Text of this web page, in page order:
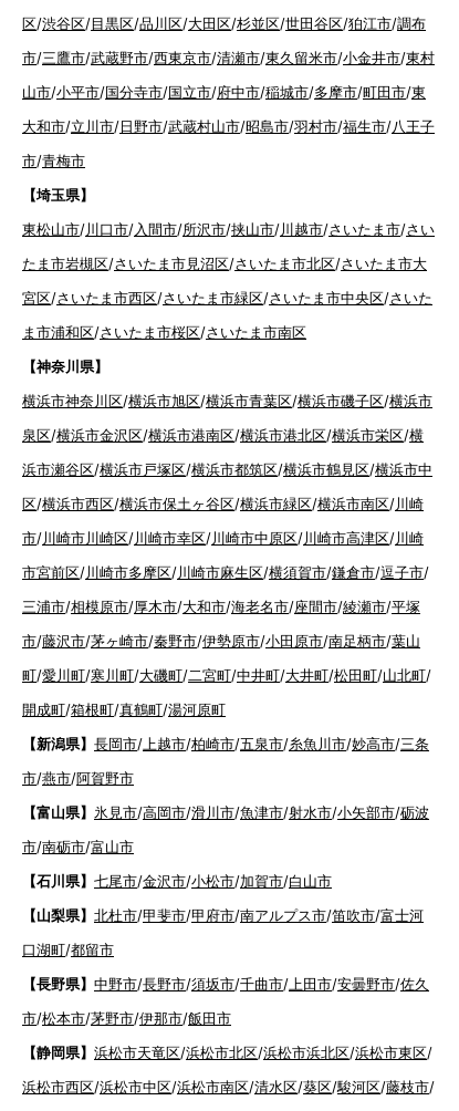
区/渋谷区/目黒区/品川区/大田区/杉並区/世田谷区/狛江市/調布
市/三鷹市/武蔵野市/西東京市/清瀬市/東久留米市/小金井市/東村
山市/小平市/国分寺市/国立市/府中市/稲城市/多摩市/町田市/東
大和市/立川市/日野市/武蔵村山市/昭島市/羽村市/福生市/八王子
市/青梅市
【埼玉県】
東松山市/川口市/入間市/所沢市/挟山市/川越市/さいたま市/さい
たま市岩槻区/さいたま市見沼区/さいたま市北区/さいたま市大
宮区/さいたま市西区/さいたま市緑区/さいたま市中央区/さいた
ま市浦和区/さいたま市桜区/さいたま市南区
【神奈川県】
横浜市神奈川区/横浜市旭区/横浜市青葉区/横浜市磯子区/横浜市
泉区/横浜市金沢区/横浜市港南区/横浜市港北区/横浜市栄区/横
浜市瀬谷区/横浜市戸塚区/横浜市都筑区/横浜市鶴見区/横浜市中
区/横浜市西区/横浜市保土ヶ谷区/横浜市緑区/横浜市南区/川崎
市/川崎市川崎区/川崎市幸区/川崎市中原区/川崎市高津区/川崎
市宮前区/川崎市多摩区/川崎市麻生区/横須賀市/鎌倉市/逗子市/
三浦市/相模原市/厚木市/大和市/海老名市/座間市/綾瀬市/平塚
市/藤沢市/茅ヶ崎市/秦野市/伊勢原市/小田原市/南足柄市/葉山
町/愛川町/寒川町/大磯町/二宮町/中井町/大井町/松田町/山北町/
開成町/箱根町/真鶴町/湯河原町
【新潟県】 長岡市/上越市/柏崎市/五泉市/糸魚川市/妙高市/三条
市/燕市/阿賀野市
【富山県】 氷見市/高岡市/滑川市/魚津市/射水市/小矢部市/砺波
市/南砺市/富山市
【石川県】 七尾市/金沢市/小松市/加賀市/白山市
【山梨県】 北杜市/甲斐市/甲府市/南アルプス市/笛吹市/富士河
口湖町/都留市
【長野県】 中野市/長野市/須坂市/千曲市/上田市/安曇野市/佐久
市/松本市/茅野市/伊那市/飯田市
【静岡県】 浜松市天竜区/浜松市北区/浜松市浜北区/浜松市東区/
浜松市西区/浜松市中区/浜松市南区/清水区/葵区/駿河区/藤枝市/